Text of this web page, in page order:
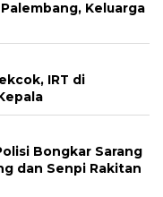
Keluarga
IRT di
Bongkar Sarang
dan Senpi Rakitan